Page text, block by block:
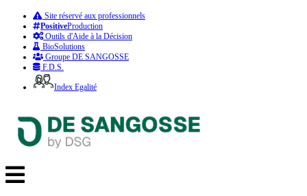
Site réservé aux professionnels
PositiveProduction
Outils d'Aide à la Décision
BioSolutions
Groupe DE SANGOSSE
F.D.S.
Index Egalité